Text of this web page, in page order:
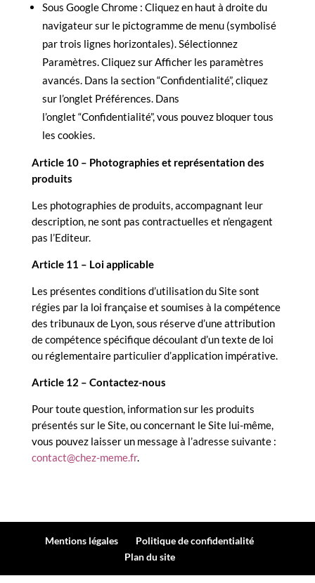
Sous Google Chrome : Cliquez en haut à droite du
navigateur sur le pictogramme de menu (symbolisé
par trois lignes horizontales). Sélectionnez
Paramètres. Cliquez sur Afficher les paramètres
avancés. Dans la section “Confidentialité”, cliquez
sur l’onglet Préférences. Dans
l’onglet “Confidentialité”, vous pouvez bloquer tous
les cookies.
Article 10 – Photographies et représentation des
produits
Les photographies de produits, accompagnant leur
description, ne sont pas contractuelles et n’engagent
pas l’Editeur.
Article 11 – Loi applicable
Les présentes conditions d’utilisation du Site sont
régies par la loi française et soumises à la compétence
des tribunaux de Lyon, sous réserve d’une attribution
de compétence spécifique découlant d’un texte de loi
ou réglementaire particulier d’application impérative.
Article 12 – Contactez-nous
Pour toute question, information sur les produits
présentés sur le Site, ou concernant le Site lui-même,
vous pouvez laisser un message à l’adresse suivante :
contact@chez-meme.fr.
Mentions légales
Politique de confidentialité
Plan du site